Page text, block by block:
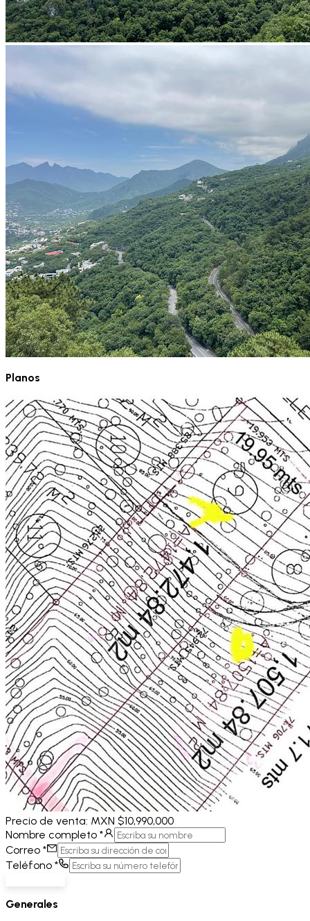
Planos
Precio de venta: MXN $10,990,000
Nombre completo *
Correo *
Teléfono *
Generales